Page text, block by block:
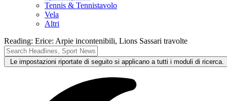
Tennis & Tennistavolo
Vela
Altri
Reading: Erice: Arpie incontenibili, Lions Sassari travolte